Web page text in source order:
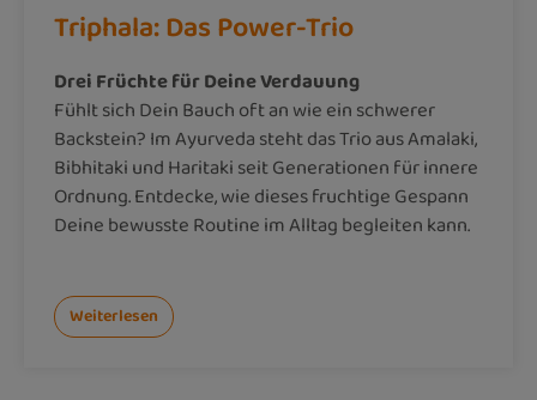
Triphala: Das Power-Trio
Drei Früchte für Deine Verdauung
Fühlt sich Dein Bauch oft an wie ein schwerer
Backstein? Im Ayurveda steht das Trio aus Amalaki,
Bibhitaki und Haritaki seit Generationen für innere
Ordnung. Entdecke, wie dieses fruchtige Gespann
Deine bewusste Routine im Alltag begleiten kann.
Weiterlesen